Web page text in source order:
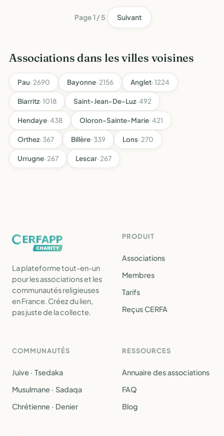
Page 1 / 5 Suivant
Associations dans les villes voisines
Pau· 2690 Bayonne· 2156 Anglet· 1224
Biarritz· 1018 Saint-Jean-De-Luz· 492
Hendaye· 438 Oloron-Sainte-Marie· 421
Orthez· 367 Billère· 339 Lons· 270
Urrugne· 267 Lescar· 267
La plateforme tout-en-un
pour les associations et les
communautés religieuses
en France. Créez du lien,
pas juste de la collecte.
PRODUIT
Associations
Membres
Tarifs
Reçus CERFA
COMMUNAUTÉS
Juive · Tsedaka
Musulmane · Sadaqa
Chrétienne · Denier
RESSOURCES
Annuaire des associations
FAQ
Blog